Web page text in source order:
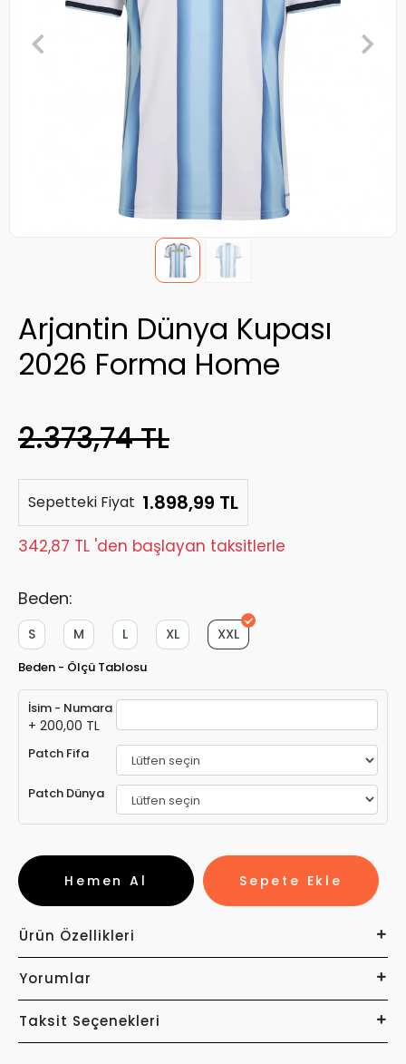
Arjantin Dünya Kupası
2026 Forma Home
2.373,74 TL
Sepetteki Fiyat 1.898,99 TL
342,87 TL 'den başlayan taksitlerle
Beden:
XXL
XL
L
M
S
Beden - Ölçü Tablosu
İsim - Numara
+ 200,00 TL
Patch Fifa
Patch Dünya
Sepete Ekle
Hemen Al
Ürün Özellikleri
Yorumlar
Taksit Seçenekleri